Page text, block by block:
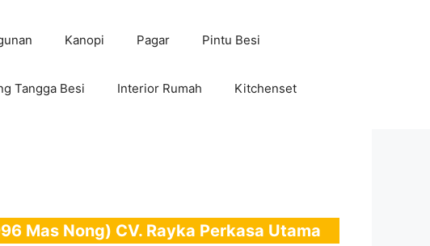
Kanopi Pagar Pintu Besi
Tangga Besi Interior Rumah Kitchenset
Mas Nong) CV. Rayka Perkasa Utama